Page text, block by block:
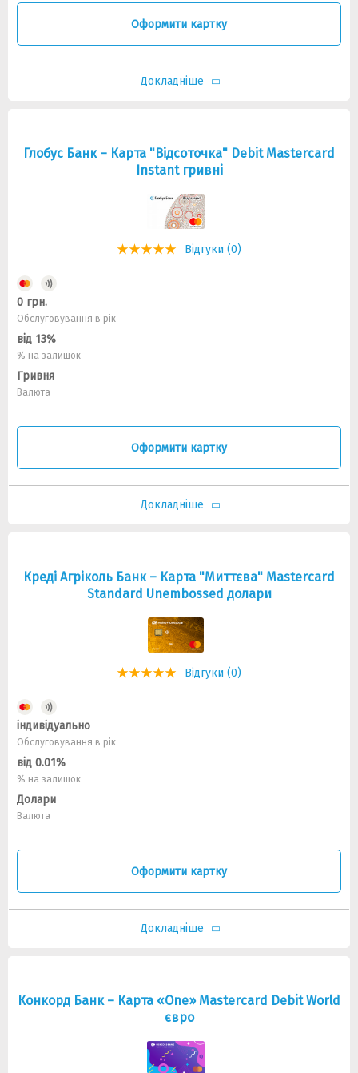
Оформити картку
Докладніше
Глобус Банк – Карта "Відсоточка" Debit Mastercard
Instant гривні
Відгуки (0)
0 грн.
Обслуговування в рік
від 13%
% на залишок
Гривня
Валюта
Оформити картку
Докладніше
Креді Агріколь Банк – Карта "Миттєва" Masterсard
Standard Unembossed долари
Відгуки (0)
індивідуально
Обслуговування в рік
від 0.01%
% на залишок
Долари
Валюта
Оформити картку
Докладніше
Конкорд Банк – Карта «One» Mastercard Debit World
євро